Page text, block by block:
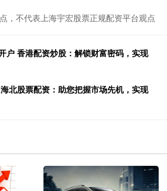
，不代表上海宇宏股票正规配资平台观点
户 香港配资炒股：解锁财富密码，实现
北股票配资：助您把握市场先机，实现